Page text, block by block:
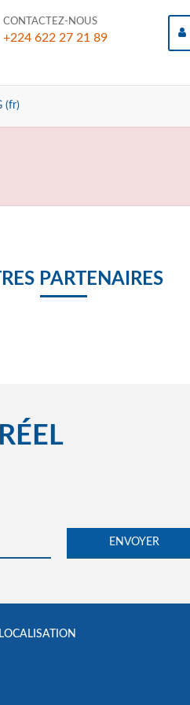
CONTACTEZ-NOUS
+224 622 27 21 89
(fr)
PARTENAIRES
LOCALISATION